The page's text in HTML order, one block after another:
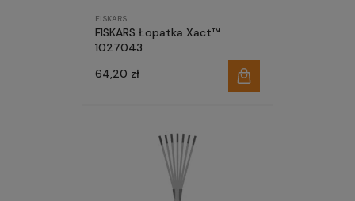
FISKARS
FISKARS Łopatka Xact™
1027043
64,20 zł